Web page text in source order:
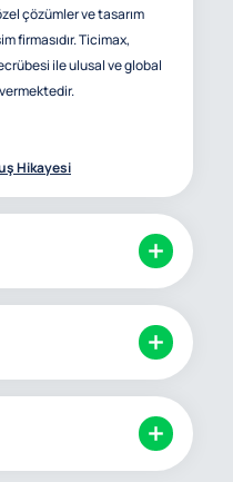
çözümler ve tasarım
firmasıdır. Ticimax,
ile ulusal ve global
Hikayesi